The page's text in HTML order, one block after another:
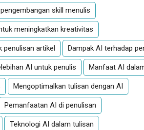
skill menulis
meningkatkan kreativitas
penulisan artikel Dampak AI terhadap
AI untuk penulis Manfaat AI
Mengoptimalkan tulisan dengan AI
Pemanfaatan AI di penulisan
Teknologi AI dalam tulisan